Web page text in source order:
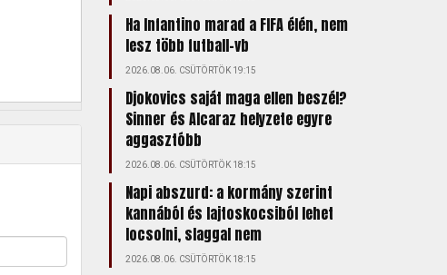
Ha Infantino marad a FIFA élén, nem
lesz több futball-vb
2026.08.06. CSÜTÖRTÖK 19:15
Djokovics saját maga ellen beszél?
Sinner és Alcaraz helyzete egyre
aggasztóbb
2026.08.06. CSÜTÖRTÖK 18:15
Napi abszurd: a kormány szerint
kannából és lajtoskocsiból lehet
locsolni, slaggal nem
2026.08.06. CSÜTÖRTÖK 18:15